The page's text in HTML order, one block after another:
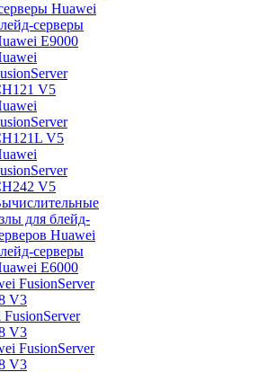
Huawei
серверы
E9000
V5
V5
V5
для блейд-
Huawei
серверы
E6000
V3